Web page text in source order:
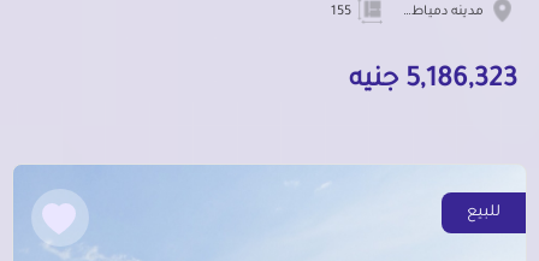
مدينه دمياط الجديده
5,186,323 جنيه
للبيع